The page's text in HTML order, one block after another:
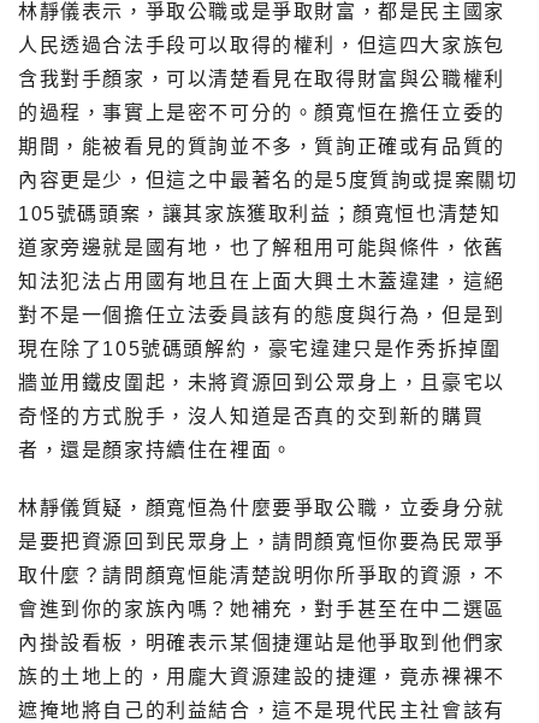
林靜儀表示，爭取公職或是爭取財富，都是民主國家
人民透過合法手段可以取得的權利，但這四大家族包
含我對手顏家，可以清楚看見在取得財富與公職權利
的過程，事實上是密不可分的。顏寬恒在擔任立委的
期間，能被看見的質詢並不多，質詢正確或有品質的
內容更是少，但這之中最著名的是5度質詢或提案關切
105號碼頭案，讓其家族獲取利益；顏寬恒也清楚知
道家旁邊就是國有地，也了解租用可能與條件，依舊
知法犯法占用國有地且在上面大興土木蓋違建，這絕
對不是一個擔任立法委員該有的態度與行為，但是到
現在除了105號碼頭解約，豪宅違建只是作秀拆掉圍
牆並用鐵皮圍起，未將資源回到公眾身上，且豪宅以
奇怪的方式脫手，沒人知道是否真的交到新的購買
者，還是顏家持續住在裡面。
林靜儀質疑，顏寬恒為什麼要爭取公職，立委身分就
是要把資源回到民眾身上，請問顏寬恒你要為民眾爭
取什麼？請問顏寬恒能清楚說明你所爭取的資源，不
會進到你的家族內嗎？她補充，對手甚至在中二選區
內掛設看板，明確表示某個捷運站是他爭取到他們家
族的土地上的，用龐大資源建設的捷運，竟赤裸裸不
遮掩地將自己的利益結合，這不是現代民主社會該有